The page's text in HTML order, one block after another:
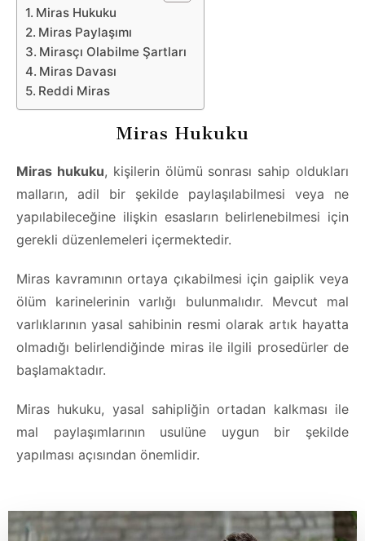
Miras Hukuku
Miras Paylaşımı
Mirasçı Olabilme Şartları
Miras Davası
Reddi Miras
Miras Hukuku
Miras hukuku, kişilerin ölümü sonrası sahip oldukları
malların, adil bir şekilde paylaşılabilmesi veya ne
yapılabileceğine ilişkin esasların belirlenebilmesi için
gerekli düzenlemeleri içermektedir.
Miras kavramının ortaya çıkabilmesi için gaiplik veya
ölüm karinelerinin varlığı bulunmalıdır. Mevcut mal
varlıklarının yasal sahibinin resmi olarak artık hayatta
olmadığı belirlendiğinde miras ile ilgili prosedürler de
başlamaktadır.
Miras hukuku, yasal sahipliğin ortadan kalkması ile
mal paylaşımlarının usulüne uygun bir şekilde
yapılması açısından önemlidir.